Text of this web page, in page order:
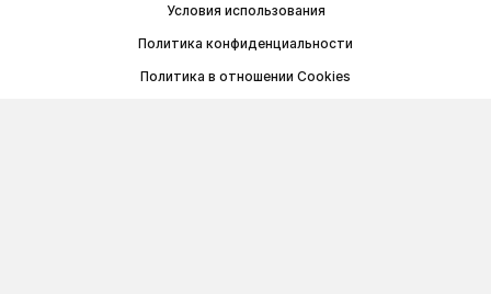
Условия использования
Политика конфиденциальности
Политика в отношении Cookies